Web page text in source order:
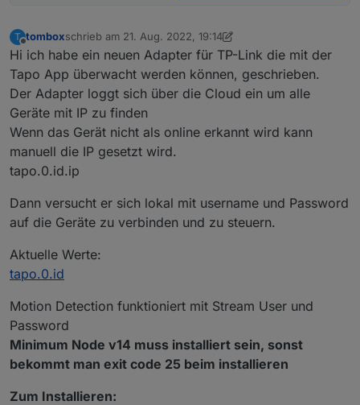
T
Offline
tomboxschrieb am 21. Aug. 2022, 19:14
zuletzt editiert von tombox
Hi ich habe ein neuen Adapter für TP-Link die mit der
Tapo App überwacht werden können, geschrieben.
Der Adapter loggt sich über die Cloud ein um alle
Geräte mit IP zu finden
Wenn das Gerät nicht als online erkannt wird kann
manuell die IP gesetzt wird.
tapo.0.id.ip
Dann versucht er sich lokal mit username und Password
auf die Geräte zu verbinden und zu steuern.
Aktuelle Werte:
tapo.0.id
Motion Detection funktioniert mit Stream User und
Password
Minimum Node v14 muss installiert sein, sonst
bekommt man exit code 25 beim installieren
Zum Installieren: